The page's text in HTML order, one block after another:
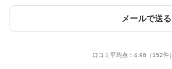
メールで送る
口コミ平均点： 4.96 （152件）